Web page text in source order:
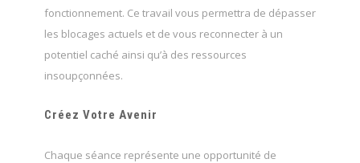
fonctionnement. Ce travail vous permettra de dépasser
les blocages actuels et de vous reconnecter à un
potentiel caché ainsi qu’à des ressources
insoupçonnées.
Créez Votre Avenir
Chaque séance représente une opportunité de